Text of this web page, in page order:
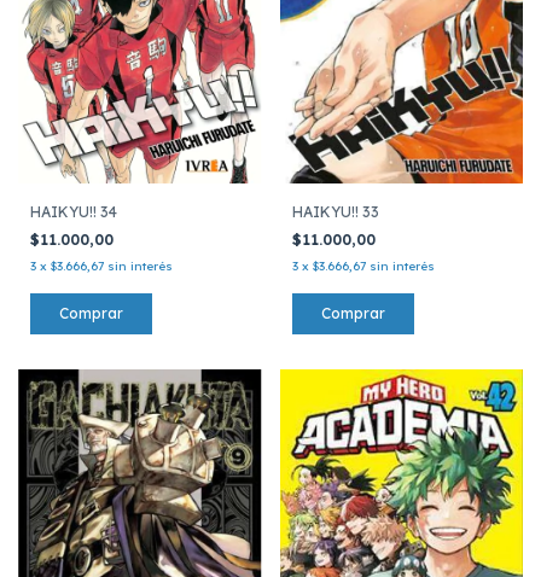
HAIKYU!! 34
$11.000,00
3 x $3.666,67 sin interés
HAIKYU!! 33
$11.000,00
3 x $3.666,67 sin interés